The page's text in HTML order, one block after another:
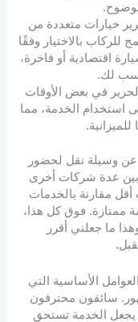
خيارات متعددة من
للركاب بالاختيار وفقًا
اقتصادية أو فاخرة،
لك.
في بعض الأوقات
الخدمة، مما
للميزانية.
وسيلة نقل لحضور
بين عدة شركات أخرى
مقارنة بالخدمات
ممتازة. فوق كل هذا،
ما جعلني أقرر
الأساسية التي
سائقون محترفون
يجعل الخدمة تستحق